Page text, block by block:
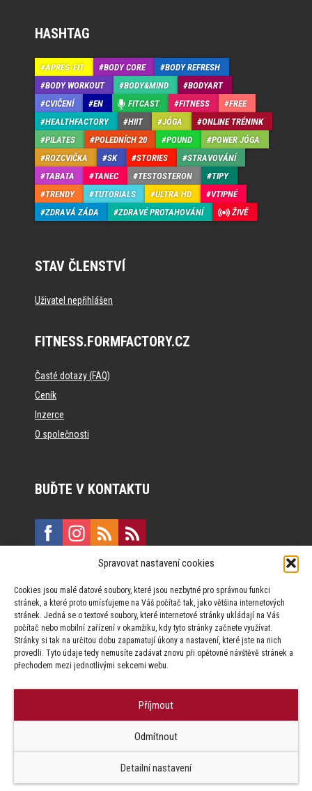
Spravovat nastavení cookies
Cookies jsou malé datové soubory, které jsou nezbytné pro správnou funkci
stránek, a které proto umísťujeme na Váš počítač tak, jako většina internetových
stránek. Jedná se o textové soubory, které internetové stránky ukládají na Váš
počítač nebo mobilní zařízení v okamžiku, kdy tyto stránky začnete využívat.
Stránky si tak na určitou dobu zapamatují úkony a nastavení, které jste na nich
provedli. Tyto údaje tedy nemusíte zadávat znovu při opětovné návštěvě stránek a
přechodem mezi jednotlivými sekcemi webu.
Příjmout
Odmítnout
Detailní nastavení
HASHTAG
APRÉS-FIT BODY CORE
BODY REFRESH
BODY WORKOUT
BODY&MIND
BODYART
CVIČENÍ
EN FITCAST FITNESS
FREE
HEALTHFACTORY
HIIT JÓGA
ONLINE TRÉNINK
PILATES
POLEDNÍCH 20 POUND
POWER JÓGA
ROZCVIČKA
SK STORIES
STRAVOVÁNÍ
TABATA
TANEC TESTOSTERON
TIPY
TRENDY
TUTORIALS ULTRA HD
VTIPNÉ
ZDRAVÁ ZÁDA
ZDRAVÉ PROTAHOVÁNÍ ŽIVĚ
STAV ČLENSTVÍ
Uživatel nepřihlášen
FITNESS.FORMFACTORY.CZ
Časté dotazy (FAQ)
Ceník
Inzerce
O společnosti
BUĎTE V KONTAKTU
Vinohradská 190, 130 00 Praha 3
Za publikovaný obsah odpovídají jednotliví autoři.
Factory s.r.o. zapovězeno.